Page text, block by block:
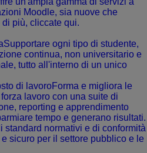
Moodle, sia nuove che
più, cliccate qui.
Supportare ogni tipo di studente,
continua, non universitario e
tutto all'interno di un unico
di lavoroForma e migliora le
lavoro con una suite di
reporting e apprendimento
tempo e generano risultati.
standard normativi e di conformità
sicuro per il settore pubblico e le